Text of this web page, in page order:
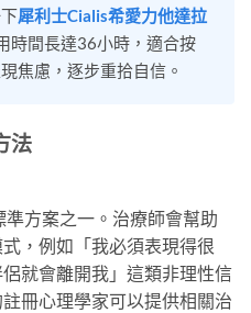
犀利士Cialis希愛力他達拉
時間長達36小時，適合按
焦慮，逐步重拾自信。
法
方案之一。治療師會幫助
，例如「我必須表現得很
就會離開我」這類非理性信
冊心理學家可以提供相關治